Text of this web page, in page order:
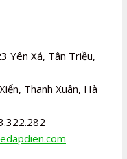
Yên Xá, Tân Triều,
Thanh Xuân, Hà